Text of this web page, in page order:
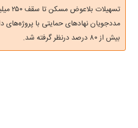
مددجویان نهادهای حمایتی با پروژه‌های
بیش از ۸۰ درصد درنظر گرفته شد.